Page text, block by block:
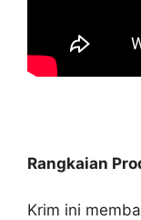
Rangkaian
Krim ini